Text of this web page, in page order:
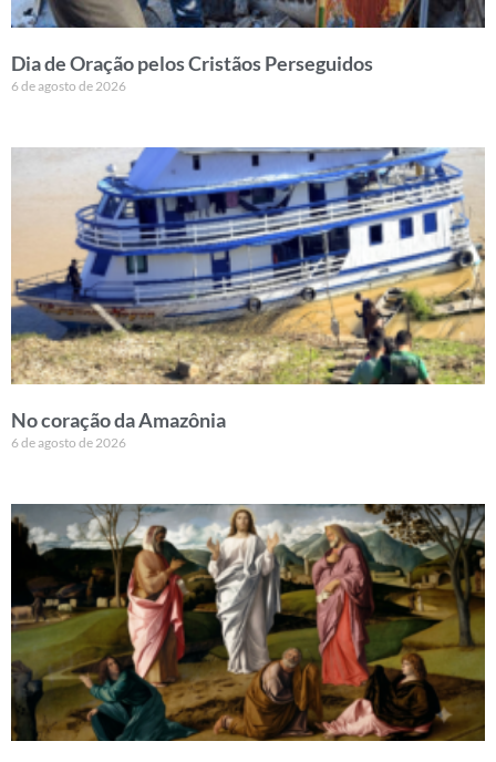
Dia de Oração pelos Cristãos Perseguidos
6 de agosto de 2026
No coração da Amazônia
6 de agosto de 2026